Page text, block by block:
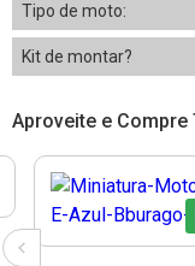
Tipo de moto:
Kit de montar?
Aproveite e Compre